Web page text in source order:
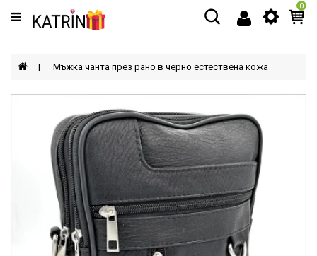
Категории
МЪЖЕ
ЖЕНИ
АКСЕСОАРИ
0
Мъжка чанта през рано в черно естествена кожа